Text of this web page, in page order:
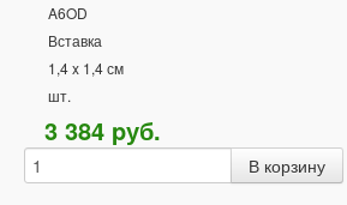
A6OD
Вставка
1,4 x 1,4 см
шт.
3 384 pуб.